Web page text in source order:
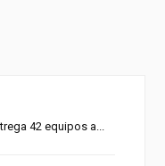
42 equipos a...